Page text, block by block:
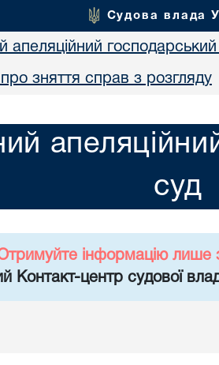
Судова влада
апеляційний
зняття справ з розгляду
суд
інформацію лише
Контакт-центр судової